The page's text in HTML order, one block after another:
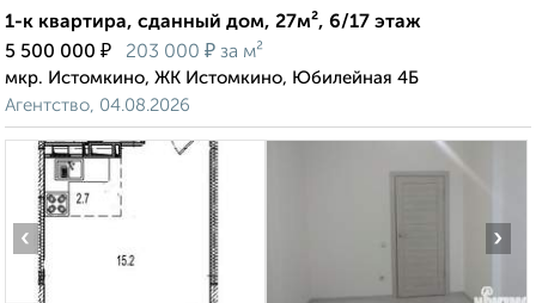
1-к квартира, сданный дом, 27м², 6/17 этаж
5 500 000 ₽ 203 000 ₽ за м²
мкр. Истомкино, ЖК Истомкино, Юбилейная 4Б
Агентство, 04.08.2026
‹ ›